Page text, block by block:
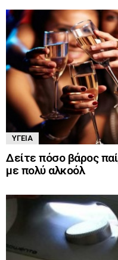
ΥΓΕΊΑ
Δείτε πόσο βάρος
με πολύ αλκοόλ